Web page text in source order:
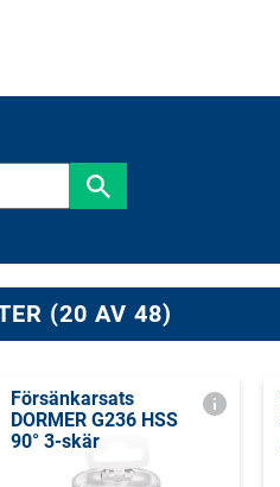
(20 AV 48)
Försänkarsats
DORMER G236 HSS
90° 3-skär